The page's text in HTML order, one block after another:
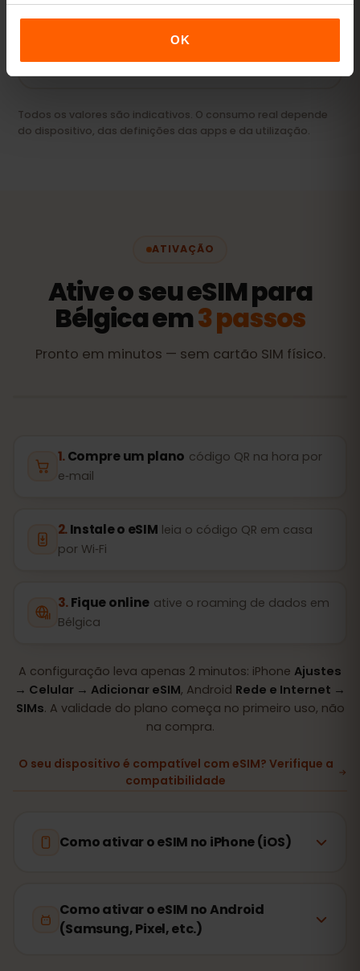
OK
RECOMENDADO20 GB+ ou Ilimitado
Ver pacotes
Todos os valores são indicativos. O consumo real depende
do dispositivo, das definições das apps e da utilização.
ATIVAÇÃO
Ative o seu eSIM para
Bélgica em3 passos
Pronto em minutos — sem cartão SIM físico.
Compre um plano código QR na hora por
e‑mail
Instale o eSIM leia o código QR em casa
por Wi‑Fi
Fique online ative o roaming de dados em
Bélgica
A configuração leva apenas 2 minutos: iPhone Ajustes
→ Celular → Adicionar eSIM, Android Rede e Internet →
SIMs. A validade do plano começa no primeiro uso, não
na compra.
O seu dispositivo é compatível com eSIM? Verifique a
compatibilidade
Como ativar o eSIM no iPhone (iOS)
Como ativar o eSIM no Android
(Samsung, Pixel, etc.)